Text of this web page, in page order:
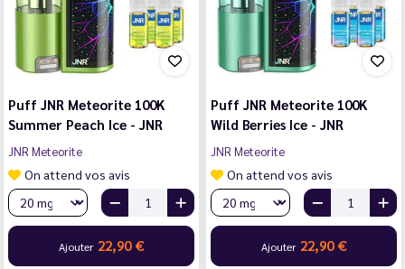
Puff JNR Meteorite 100K
Summer Peach Ice - JNR
JNR Meteorite
On attend vos avis
Ajouter 22,90 €
Puff JNR Meteorite 100K
Wild Berries Ice - JNR
JNR Meteorite
On attend vos avis
Ajouter 22,90 €